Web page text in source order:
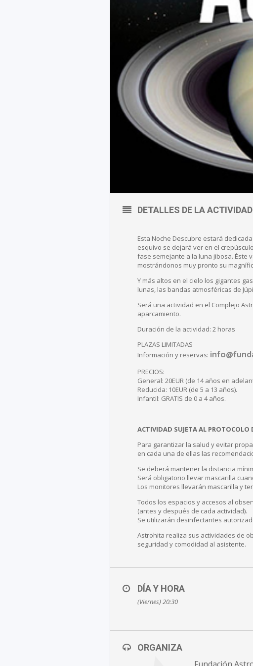
DETALLES DE LA ACTIVIDAD
Esta Noche Descubre estará
esquivo se dejará ver en el
fase semejante a la luna jibosa. Éste
mostrándonos muy pronto su
Y más altos en el cielo los gigantes
lunas, las bandas atmosféricas de
Será una actividad en el Complejo
aparcamiento.
Duración de la actividad: 2 horas
PLAZAS LIMITADAS
Información y reservas:
PRECIOS:
General: 20EUR (de 14 años en
Reducida: 10EUR (de 5 a 13 años).
Infantil: GRATIS de 0 a 4 años.
ACTIVIDAD SUJETA AL
Para garantizar la salud y evitar
en cada una de ellas las
Se deberá mantener la distancia
Será obligatorio llevar mascarilla
Los monitores llevarán mascarilla y
Todos los espacios y accesos al
(antes y después de cada actividad).
Se utilizarán desinfectantes
Astrohita realiza sus actividades de
seguridad y comodidad al asistente.
DÍA Y HORA
(Viernes) 20:30
ORGANIZA